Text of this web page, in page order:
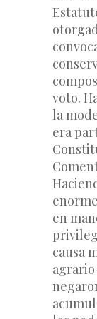
voto.
la
era
en
causa
agrario